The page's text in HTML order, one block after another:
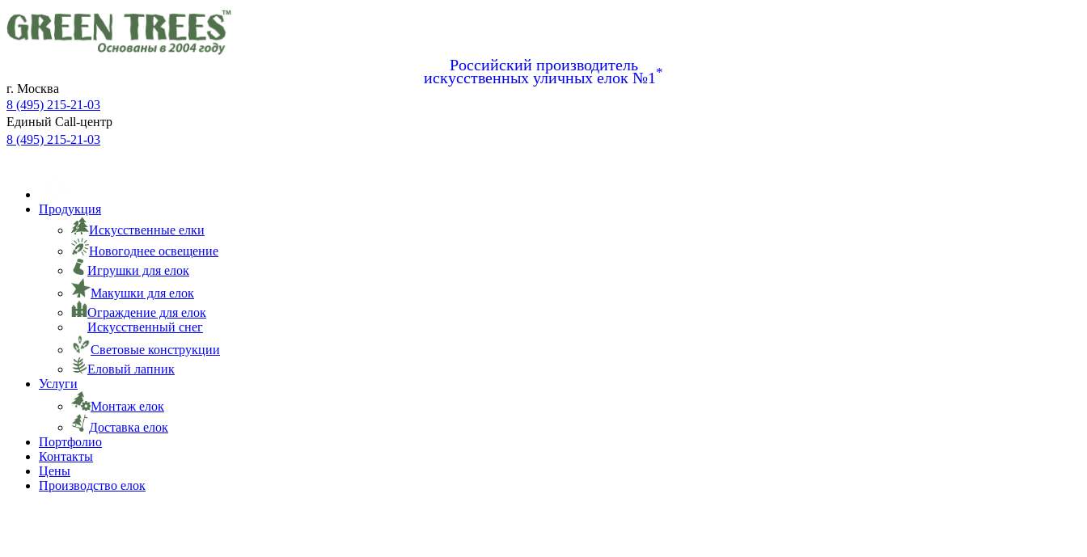
Российский производитель
искусственных уличных елок №1 *
г. Москва
8 (495) 215-21-03
Единый Call-центр
8 (495) 215-21-03
Продукция
Искусственные елки
Новогоднее освещение
Игрушки для елок
Макушки для елок
Ограждение для елок
Искусственный снег
Световые конструкции
Еловый лапник
Услуги
Монтаж елок
Доставка елок
Портфолио
Контакты
Цены
Производство елок